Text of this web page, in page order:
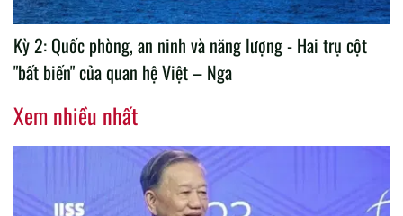
Kỳ 2: Quốc phòng, an ninh và năng lượng - Hai trụ cột
"bất biến" của quan hệ Việt – Nga
Xem nhiều nhất